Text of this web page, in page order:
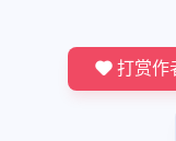
下血之因热者，
核，无论何期，
治一切疮疡肿疼
打赏作